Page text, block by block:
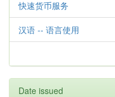
快速货币服务
汉语 -- 语言使用
Date issued